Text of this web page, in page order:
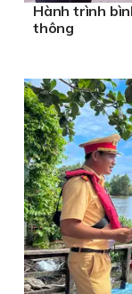
Hành trình
thông